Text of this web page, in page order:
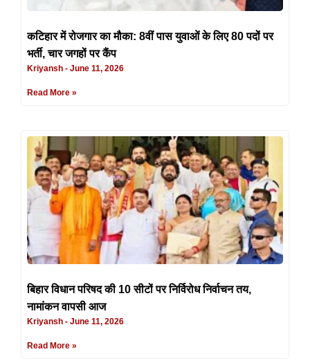
कटिहार में रोजगार का मौका: 8वीं पास युवाओं के लिए 80 पदों पर
भर्ती, चार जगहों पर कैंप
Kriyansh June 11, 2026
Read More »
बिहार विधान परिषद की 10 सीटों पर निर्विरोध निर्वाचन तय,
नामांकन वापसी आज
Kriyansh June 11, 2026
Read More »